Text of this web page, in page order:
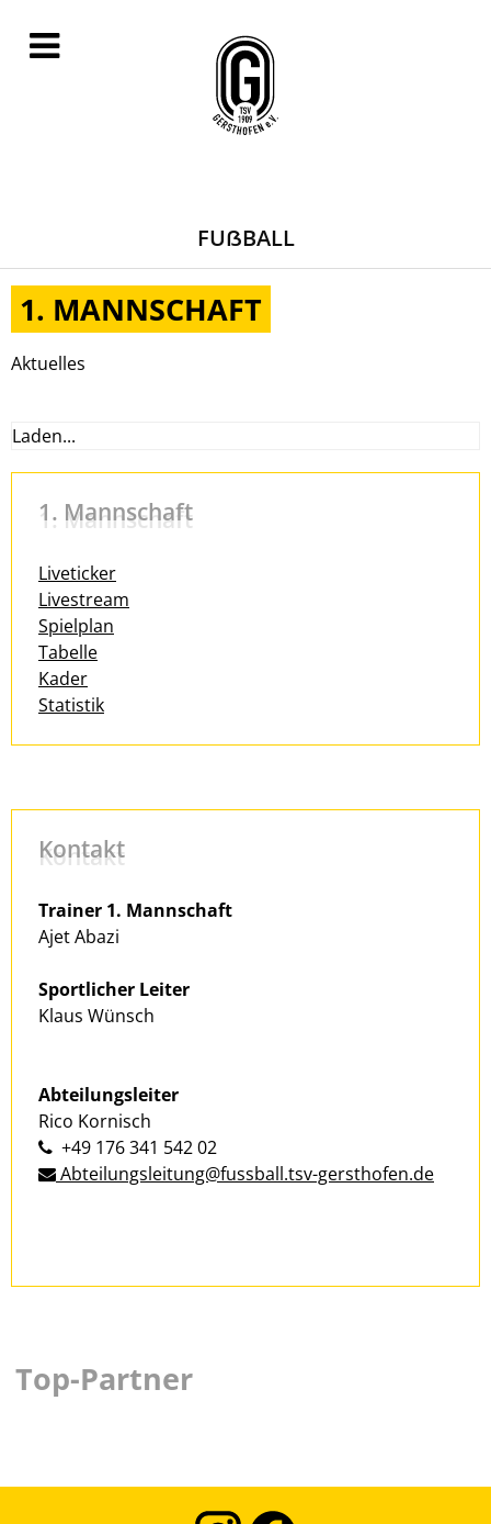
FUẞBALL
1. MANNSCHAFT
Aktuelles
Laden...
1. Mannschaft
Liveticker
Livestream
Spielplan
Tabelle
Kader
Statistik
Kontakt
Trainer 1. Mannschaft
Ajet Abazi
Sportlicher Leiter
Klaus Wünsch
Abteilungsleiter
Rico Kornisch
+49 176 341 542 02
Abteilungsleitung@fussball.tsv-gersthofen.de
Top-Partner